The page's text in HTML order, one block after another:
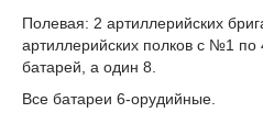
Полевая: 2 артиллерийских
артиллерийских полков с №1
батарей, а один 8.
Все батареи 6-орудийные.